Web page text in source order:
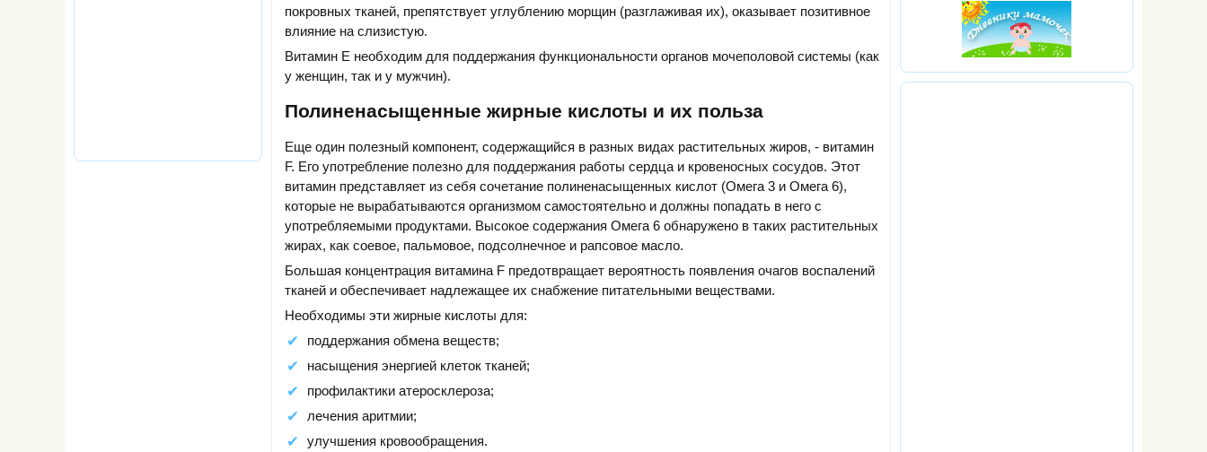
покровных тканей, препятствует углублению морщин (разглаживая их), оказывает позитивное
влияние на слизистую.
Витамин Е необходим для поддержания функциональности органов мочеполовой системы (как
у женщин, так и у мужчин).
Полиненасыщенные жирные кислоты и их польза
Еще один полезный компонент, содержащийся в разных видах растительных жиров, - витамин
F. Его употребление полезно для поддержания работы сердца и кровеносных сосудов. Этот
витамин представляет из себя сочетание полиненасыщенных кислот (Омега 3 и Омега 6),
которые не вырабатываются организмом самостоятельно и должны попадать в него с
употребляемыми продуктами. Высокое содержания Омега 6 обнаружено в таких растительных
жирах, как соевое, пальмовое, подсолнечное и рапсовое масло.
Большая концентрация витамина F предотвращает вероятность появления очагов воспалений
тканей и обеспечивает надлежащее их снабжение питательными веществами.
Необходимы эти жирные кислоты для:
поддержания обмена веществ;
насыщения энергией клеток тканей;
профилактики атеросклероза;
лечения аритмии;
улучшения кровообращения.